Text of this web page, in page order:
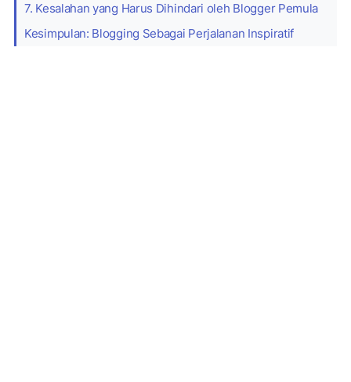
7. Kesalahan yang Harus Dihindari oleh Blogger Pemula
Kesimpulan: Blogging Sebagai Perjalanan Inspiratif